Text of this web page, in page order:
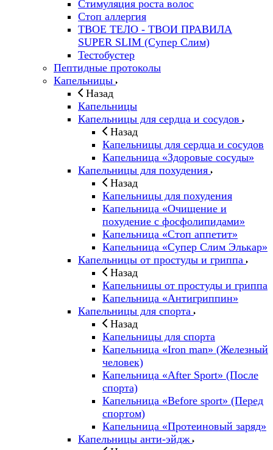
Стимуляция роста волос
Стоп аллергия
ТВОЕ ТЕЛО - ТВОИ ПРАВИЛА
SUPER SLIM (Супер Слим)
Тестобустер
Пептидные протоколы
Капельницы
Назад
Капельницы
Капельницы для сердца и сосудов
Назад
Капельницы для сердца и сосудов
Капельница «Здоровые сосуды»
Капельницы для похудения
Назад
Капельницы для похудения
Капельница «Очищение и
похудение с фосфолипидами»
Капельница «Стоп аппетит»
Капельница «Супер Слим Элькар»
Капельницы от простуды и гриппа
Назад
Капельницы от простуды и гриппа
Капельница «Антигриппин»
Капельницы для спорта
Назад
Капельницы для спорта
Капельница «Iron man» (Железный
человек)
Капельница «After Sport» (После
спорта)
Капельница «Before sport» (Перед
спортом)
Капельница «Протеиновый заряд»
Капельницы анти-эйдж